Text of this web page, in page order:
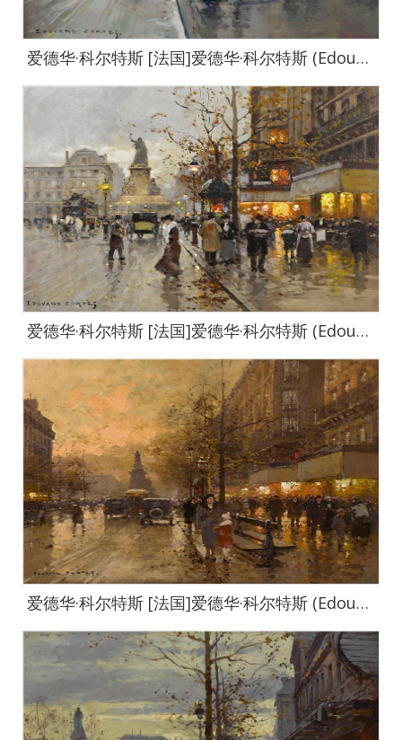
爱德华·科尔特斯 [法国]爱德华·科尔特斯 (Edouard Cortes)作品集-0038
爱德华·科尔特斯 [法国]爱德华·科尔特斯 (Edouard Cortes)作品集-0039
爱德华·科尔特斯 [法国]爱德华·科尔特斯 (Edouard Cortes)作品集-0040